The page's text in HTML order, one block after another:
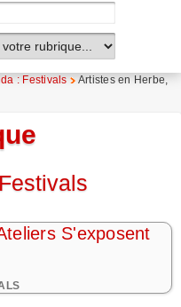
: Festivals
Artistes en Herbe,
S'exposent